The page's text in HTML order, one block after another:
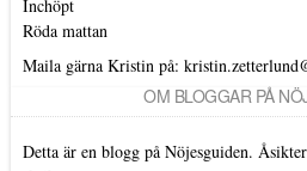
Inchöpt
Röda mattan
Maila gärna Kristin på:
OM BLOGGAR PÅ
Detta är en blogg på Nöjesguiden.